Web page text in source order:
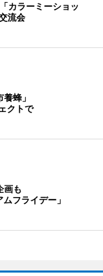
カラーミーショッ
流会
蜂」
クトで
画も
フライデー」